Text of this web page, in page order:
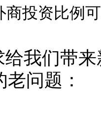
商投资比例
我们带
问题：